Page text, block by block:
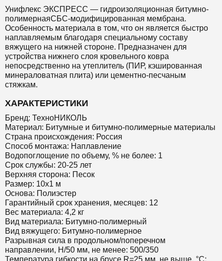
Унифлекс ЭКСПРЕСС — гидроизоляционная битумно-
полимернаяСБС-модифицированная мембрана.
Особенность материала в том, что он является быстро
наплавляемым благодаря специальному составу
вяжущего на нижней стороне. Предназначен для
устройства нижнего слоя кровельного ковра
непосредственно на утеплитель (ПИР, кэшированная
минераловатная плита) или цементно-песчаным
стяжкам.
ХАРАКТЕРИСТИКИ
Бренд: ТехноНИКОЛЬ
Материал: Битумные и битумно-полимерные материалы
Страна происхождения: Россия
Способ монтажа: Наплавление
Водопоглощение по объему, % не более: 1
Срок службы: 20-25 лет
Верхняя сторона: Песок
Размер: 10х1 м
Основа: Полиэстер
Гарантийный срок хранения, месяцев: 12
Вес материала: 4,2 кг
Вид материала: Битумно-полимерный
Вид вяжущего: Битумно-полимерное
Разрывная сила в продольном/поперечном
направлении, Н/50 мм, не менее: 500/350
Температура гибкости на брусе R=25 мм, не выше, °C: